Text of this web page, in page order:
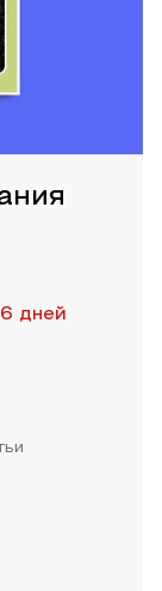
дней